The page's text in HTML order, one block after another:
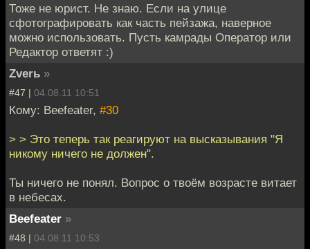
Тоже не юрист. Не знаю. Если на улице
сфотографировать как часть пейзажа, наверное
можно использовать. Пусть камрады Оператор или
Редактор ответят :)
Zverь »
#47 | 04.08.11 10:51
Кому: Beefeater, #30
> > Это теперь так реагируют на высказывания "Я
никому ничего не должен".
Ты ничего не понял. Вопрос о твоём возрасте витает
в небесах.
Beefeater »
#48 | 04.08.11 10:53